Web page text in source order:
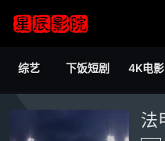
综艺 下饭短剧 4K电影